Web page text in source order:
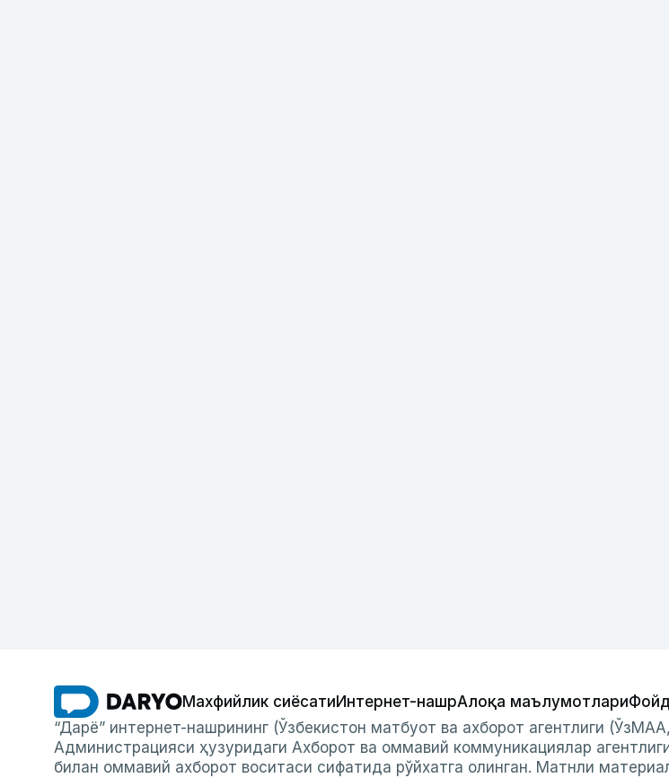
Махфийлик сиёсатиИнтернет-нашрАлоқа маълумотлари
“Дарё” интернет-нашрининг (Ўзбекистон матбуот ва ахборот агентлиги
Администрацияси ҳузуридаги Ахборот ва оммавий коммуникациялар
билан оммавий ахборот воситаси сифатида рўйхатга олинган. Матнли